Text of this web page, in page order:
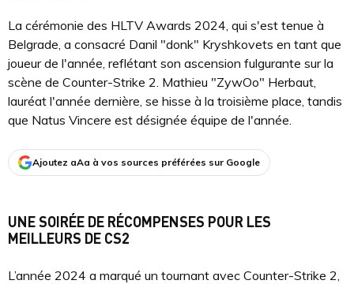
La cérémonie des HLTV Awards 2024, qui s'est tenue à
Belgrade, a consacré Danil "donk" Kryshkovets en tant que
joueur de l'année, reflétant son ascension fulgurante sur la
scène de Counter-Strike 2. Mathieu "ZywOo" Herbaut,
lauréat l'année dernière, se hisse à la troisième place, tandis
que Natus Vincere est désignée équipe de l'année.
Ajoutez aAa à vos sources préférées sur Google
UNE SOIRÉE DE RÉCOMPENSES POUR LES
MEILLEURS DE CS2
L’année 2024 a marqué un tournant avec Counter-Strike 2,